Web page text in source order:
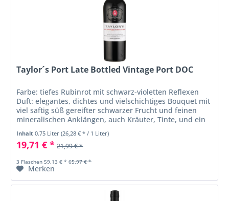
Taylor´s Port Late Bottled Vintage Port DOC
Farbe: tiefes Rubinrot mit schwarz-violetten Reflexen
Duft: elegantes, dichtes und vielschichtiges Bouquet mit
viel saftig süß gereifter schwarzer Frucht und feinen
mineralischen Anklängen, auch Kräuter, Tinte, und ein
Hauch Lakritz...
Inhalt0.75 Liter(26,28 € * / 1 Liter)
19,71 € * 21,99 € *
3 Flaschen 59,13 € * 65,97 € *
Merken